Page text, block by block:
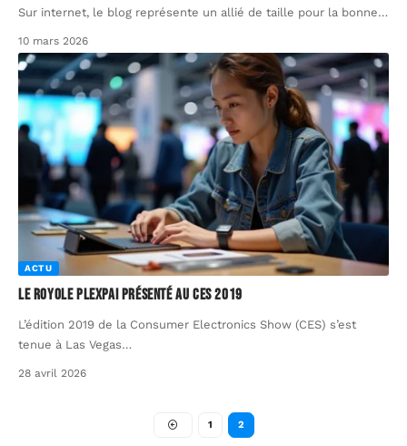
Sur internet, le blog représente un allié de taille pour la bonne…
10 mars 2026
ACTU
Le Royole PlexPai présenté au CES 2019
L’édition 2019 de la Consumer Electronics Show (CES) s’est
tenue à Las Vegas…
28 avril 2026
1 2